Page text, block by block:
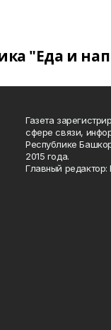
"Еда и
Газета
сфере связи,
Республике
2015 года.
Главный редактор: